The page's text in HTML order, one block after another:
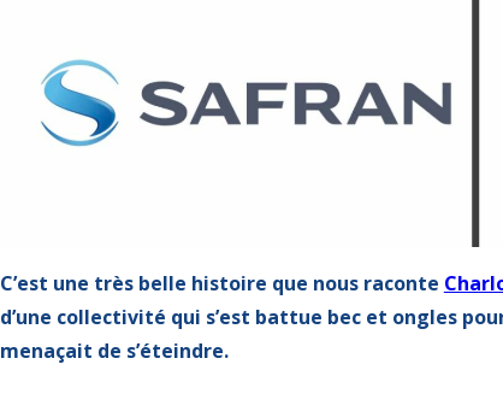
C’est une très belle histoire que nous raconte
d’une collectivité qui s’est battue bec et ongles
menaçait de s’éteindre.